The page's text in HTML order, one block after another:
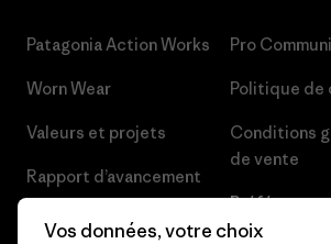
Patagonia Action Works
Worn Wear
Valeurs et projets
Rapport d’avancement
Business Unusual
Pro
Politique
Conditions
de vente
Préférences
Vos données, votre choix